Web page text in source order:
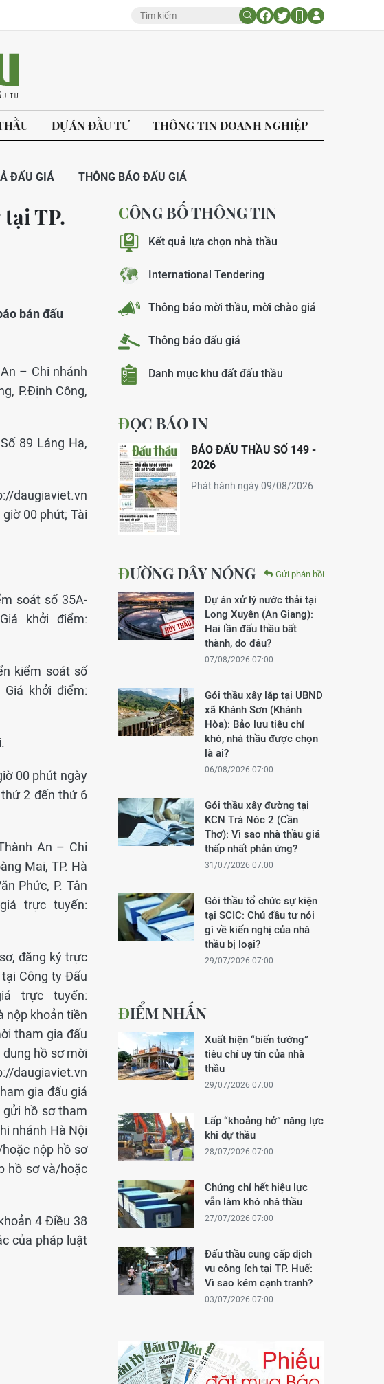
DỰ ÁN ĐẦU TƯ THÔNG TIN DOANH NGHIỆP
ĐẤU GIÁ THÔNG BÁO ĐẤU GIÁ
TP.
bán đấu
– Chi nhánh
P.Định Công,
89 Láng Hạ,
00 phút; Tài
soát số 35A-
khởi điểm:
kiểm soát số
Giá khởi điểm:
00 phút ngày
2 đến thứ 6
An – Chi
Mai, TP. Hà
Phức, P. Tân
trực tuyến:
đăng ký trực
Công ty Đấu
trực tuyến:
nộp khoản tiền
tham gia đấu
hồ sơ mời
daugiaviet.vn
gia đấu giá
gửi hồ sơ tham
nhánh Hà Nội
nộp hồ sơ
hồ sơ và/hoặc
4 Điều 38
của pháp luật
CÔNG BỐ THÔNG TIN
Kết quả lựa chọn nhà thầu
International Tendering
Thông báo mời thầu, mời chào giá
Thông báo đấu giá
Danh mục khu đất đấu thầu
ĐỌC BÁO IN
BÁO ĐẤU THẦU SỐ 149 -
2026
Phát hành ngày 09/08/2026
ĐƯỜNG DÂY NÓNG Gửi phản hồi
Dự án xử lý nước thải tại
Long Xuyên (An Giang):
Hai lần đấu thầu bất
thành, do đâu?
07/08/2026 07:00
Gói thầu xây lắp tại UBND
xã Khánh Sơn (Khánh
Hòa): Bảo lưu tiêu chí
khó, nhà thầu được chọn
là ai?
06/08/2026 07:00
Gói thầu xây đường tại
KCN Trà Nóc 2 (Cần
Thơ): Vì sao nhà thầu giá
thấp nhất phản ứng?
31/07/2026 07:00
Gói thầu tổ chức sự kiện
tại SCIC: Chủ đầu tư nói
gì về kiến nghị của nhà
thầu bị loại?
29/07/2026 07:00
ĐIỂM NHẤN
Xuất hiện “biến tướng”
tiêu chí uy tín của nhà
thầu
29/07/2026 07:00
Lấp “khoảng hở” năng lực
khi dự thầu
28/07/2026 07:00
Chứng chỉ hết hiệu lực
vẫn làm khó nhà thầu
27/07/2026 07:00
Đấu thầu cung cấp dịch
vụ công ích tại TP. Huế:
Vì sao kém cạnh tranh?
03/07/2026 07:00